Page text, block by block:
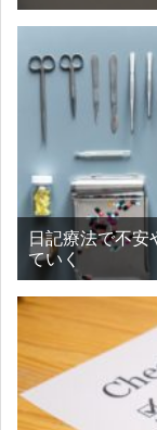
日記療法で不
ていく